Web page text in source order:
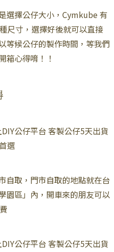
選擇公仔大小，Cymkube 有
尺寸，選擇好後就可以直接
等候公仔的製作時間，等我們
箱心得唷！！
自取，門市自取的地點就在台
園區」內，開車來的朋友可以